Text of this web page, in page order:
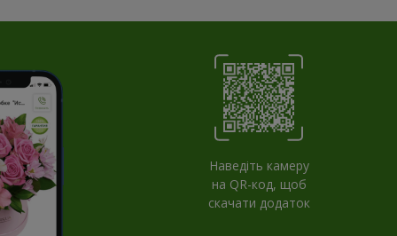
Наведіть камеру
на QR-код, щоб
скачати додаток